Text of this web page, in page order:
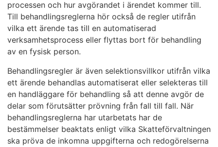
processen och hur avgörandet i ärendet kommer till.
Till behandlingsreglerna hör också de regler utifrån
vilka ett ärende tas till en automatiserad
verksamhetsprocess eller flyttas bort för behandling
av en fysisk person.
Behandlingsregler är även selektionsvillkor utifrån vilka
ett ärende behandlas automatiserat eller selekteras till
en handläggare för behandling så att denne avgör de
delar som förutsätter prövning från fall till fall. När
behandlingsreglerna har utarbetats har de
bestämmelser beaktats enligt vilka Skatteförvaltningen
ska pröva de inkomna uppgifterna och redogörelserna